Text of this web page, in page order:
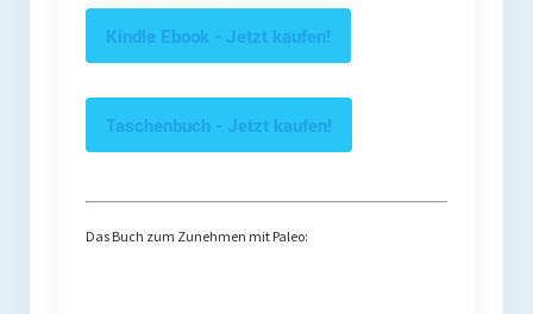
Kindle Ebook - Jetzt kaufen!
Taschenbuch - Jetzt kaufen!
Das Buch zum Zunehmen mit Paleo: